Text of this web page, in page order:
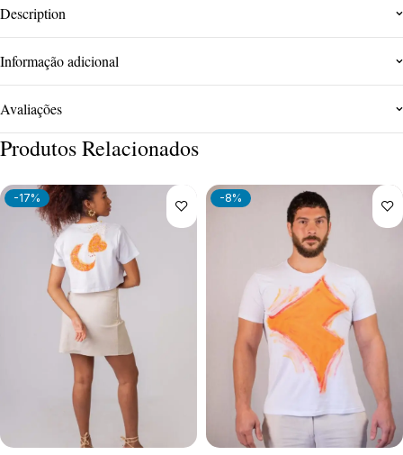
Description
Informação adicional
Avaliações
Produtos Relacionados
-17% -8%